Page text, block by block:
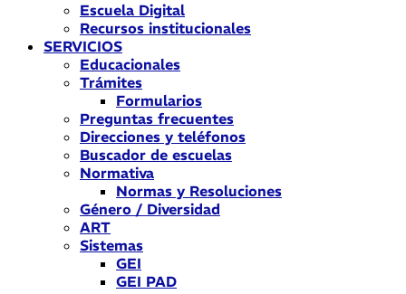
Escuela Digital
Recursos institucionales
SERVICIOS
Educacionales
Trámites
Formularios
Preguntas frecuentes
Direcciones y teléfonos
Buscador de escuelas
Normativa
Normas y Resoluciones
Género / Diversidad
ART
Sistemas
GEI
GEI PAD